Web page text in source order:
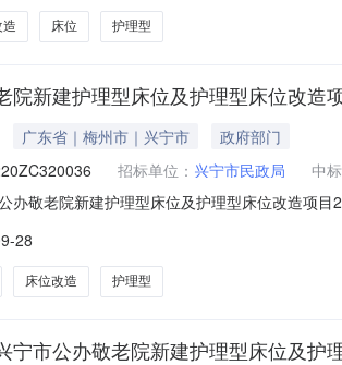
造 床位 护理型
院新建护理型床位及护理型床位改造
广东省｜梅州市｜兴宁市
政府部门
招标单位： 兴宁市民政局
中
办敬老院新建护理型床位及护理型床位改造项
联系方式：0753-3251085供应商（乙方）：梅
28
床位改造 护理型
宁市公办敬老院新建护理型床位及护